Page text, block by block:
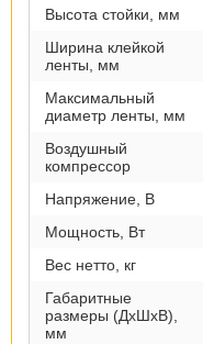
Высота стойки, мм
Ширина клейкой
ленты, мм
Максимальный
диаметр ленты, мм
Воздушный
компрессор
Напряжение, В
Мощность, Вт
Вес нетто, кг
Габаритные
размеры (ДхШхВ),
мм